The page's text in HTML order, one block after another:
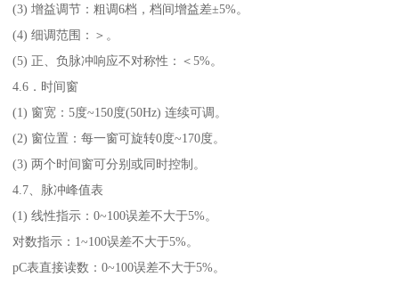
(3) 增益调节：粗调6档，档间增益差±5%。
(4) 细调范围：＞。
(5) 正、负脉冲响应不对称性：＜5%。
4.6．时间窗
(1) 窗宽：5度~150度(50Hz) 连续可调。
(2) 窗位置：每一窗可旋转0度~170度。
(3) 两个时间窗可分别或同时控制。
4.7、脉冲峰值表
(1) 线性指示：0~100误差不大于5%。
对数指示：1~100误差不大于5%。
pC表直接读数：0~100误差不大于5%。